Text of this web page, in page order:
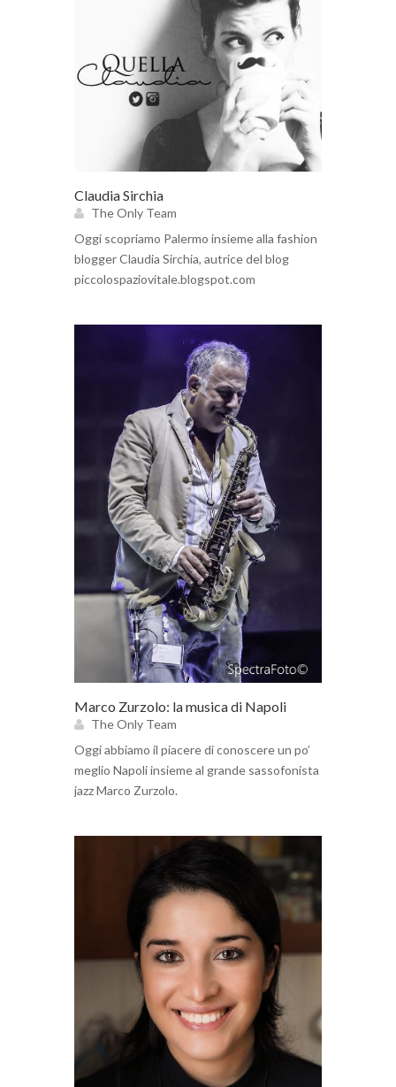
Claudia Sirchia
The Only Team
Oggi scopriamo Palermo insieme alla fashion
blogger Claudia Sirchia, autrice del blog
piccolospaziovitale.blogspot.com
Marco Zurzolo: la musica di Napoli
The Only Team
Oggi abbiamo il piacere di conoscere un po’
meglio Napoli insieme al grande sassofonista
jazz Marco Zurzolo.